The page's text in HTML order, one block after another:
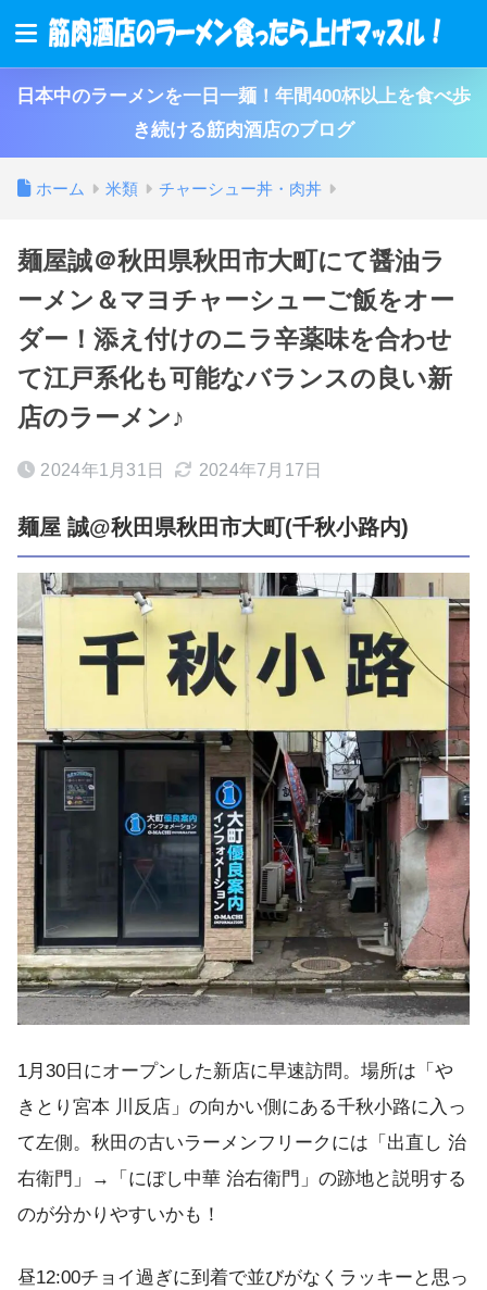
日本中のラーメンを一日一麺！年間400杯以上を食べ歩
き続ける筋肉酒店のブログ
ホーム 米類 チャーシュー丼・肉丼
麺屋誠＠秋田県秋田市大町にて醤油ラ
ーメン＆マヨチャーシューご飯をオー
ダー！添え付けのニラ辛薬味を合わせ
て江戸系化も可能なバランスの良い新
店のラーメン♪
2024年1月31日 2024年7月17日
麺屋 誠@秋田県秋田市大町(千秋小路内)
1月30日にオープンした新店に早速訪問。場所は「や
きとり宮本 川反店」の向かい側にある千秋小路に入っ
て左側。秋田の古いラーメンフリークには「出直し 治
右衛門」→「にぼし中華 治右衛門」の跡地と説明する
のが分かりやすいかも！
昼12:00チョイ過ぎに到着で並びがなくラッキーと思っ